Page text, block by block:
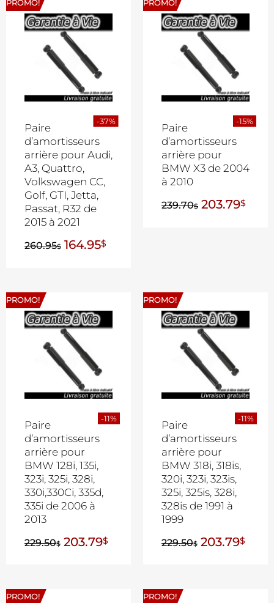
PROMO!
Paire
d’amortisseurs
arrière pour Audi,
A3, Quattro,
Volkswagen CC,
Golf, GTI, Jetta,
Passat, R32 de
2015 à 2021
260.95$ 164.95$
-37%
PROMO!
Paire
d’amortisseurs
arrière pour
BMW X3 de 2004
à 2010
239.70$ 203.79$
-15%
PROMO!
Paire
d’amortisseurs
arrière pour
BMW 128i, 135i,
323i, 325i, 328i,
330i,330Ci, 335d,
335i de 2006 à
2013
229.50$ 203.79$
-11%
PROMO!
Paire
d’amortisseurs
arrière pour
BMW 318i, 318is,
320i, 323i, 323is,
325i, 325is, 328i,
328is de 1991 à
1999
229.50$ 203.79$
-11%
PROMO! PROMO!